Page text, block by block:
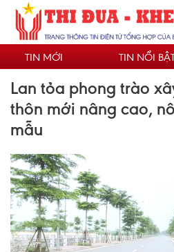
Nhảy
đến
nội
dungTIN MỚI TIN NỔI
Lan tỏa phong trào
thôn mới nâng cao,
mẫu